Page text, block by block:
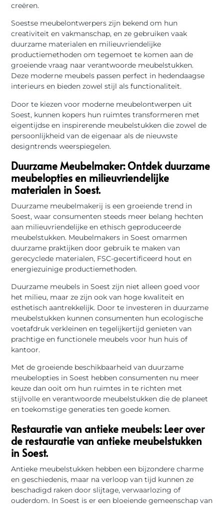
creëren.
Soestse meubelontwerpers zijn bekend om hun
creativiteit en vakmanschap, en ze gebruiken vaak
duurzame materialen en milieuvriendelijke
productiemethoden om tegemoet te komen aan de
groeiende vraag naar verantwoorde meubelstukken.
Deze moderne meubels passen perfect in hedendaagse
interieurs en bieden zowel stijl als functionaliteit.
Door te kiezen voor moderne meubelontwerpen uit
Soest, kunnen kopers hun ruimtes transformeren met
eigentijdse en inspirerende meubelstukken die zowel de
persoonlijkheid van de eigenaar als de nieuwste
designtrends weerspiegelen.
Duurzame Meubelmaker: Ontdek duurzame
meubelopties en milieuvriendelijke
materialen in Soest.
Duurzame meubelmakerij is een groeiende trend in
Soest, waar consumenten steeds meer belang hechten
aan milieuvriendelijke en ethisch geproduceerde
meubelstukken. Meubelmakers in Soest omarmen
duurzame praktijken door gebruik te maken van
gerecyclede materialen, FSC-gecertificeerd hout en
energiezuinige productiemethoden.
Duurzame meubels in Soest zijn niet alleen goed voor
het milieu, maar ze zijn ook van hoge kwaliteit en
esthetisch aantrekkelijk. Door te investeren in duurzame
meubelstukken kunnen consumenten hun ecologische
voetafdruk verkleinen en tegelijkertijd genieten van
prachtige en functionele meubels voor hun huis of
kantoor.
Met de groeiende beschikbaarheid van duurzame
meubelopties in Soest hebben consumenten nu meer
keuze dan ooit om hun ruimtes in te richten met
stijlvolle en verantwoorde meubelstukken die de planeet
en toekomstige generaties ten goede komen.
Restauratie van antieke meubels: Leer over
de restauratie van antieke meubelstukken
in Soest.
Antieke meubelstukken hebben een bijzondere charme
en geschiedenis, maar na verloop van tijd kunnen ze
beschadigd raken door slijtage, verwaarlozing of
ouderdom. In Soest is er een bloeiende gemeenschap van